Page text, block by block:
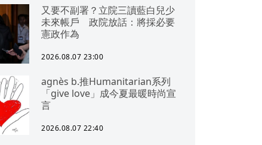
又要不副署？立院三讀藍白兒少
未來帳戶 政院放話：將採必要
憲政作為
2026.08.07 23:00
agnès b.推Humanitarian系列
「give love」成今夏最暖時尚宣
言
2026.08.07 22:40